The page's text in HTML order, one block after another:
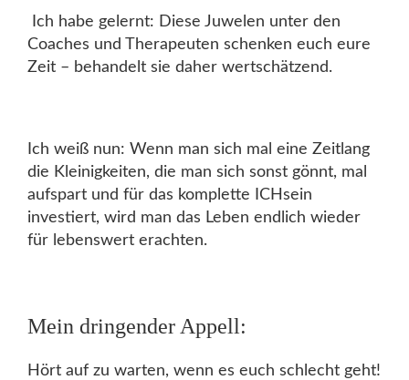
Ich habe gelernt: Diese Juwelen unter den
Coaches und Therapeuten schenken euch eure
Zeit – behandelt sie daher wertschätzend.
Ich weiß nun: Wenn man sich mal eine Zeitlang
die Kleinigkeiten, die man sich sonst gönnt, mal
aufspart und für das komplette ICHsein
investiert, wird man das Leben endlich wieder
für lebenswert erachten.
Mein dringender Appell:
Hört auf zu warten, wenn es euch schlecht geht!